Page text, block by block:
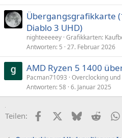
Übergangsgrafikkarte
Diablo 3 UHD)
nighteeeeey Grafikkarten:
Antworten 5 27. Februar 2026
AMD Ryzen 5 1400
Pacman71093 Overclocking
Antworten 58 6. Januar 2025
Teilen: FacebookX (Twitter)
BlueskyReddit